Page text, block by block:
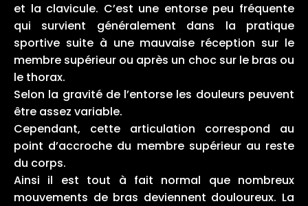
et la clavicule. C’est une entorse peu fréquente
qui survient généralement dans la pratique
sportive suite à une mauvaise réception sur le
membre supérieur ou après un choc sur le bras ou
le thorax.
Selon la gravité de l’entorse les douleurs peuvent
être assez variable.
Cependant, cette articulation correspond au
point d’accroche du membre supérieur au reste
du corps.
Ainsi il est tout à fait normal que nombreux
mouvements de bras deviennent douloureux. La